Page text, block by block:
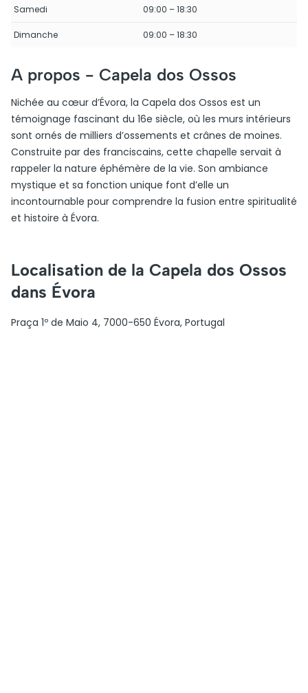
Samedi 09:00 – 18:30
Dimanche 09:00 – 18:30
A propos - Capela dos Ossos
Nichée au cœur d’Évora, la Capela dos Ossos est un
témoignage fascinant du 16e siècle, où les murs intérieurs
sont ornés de milliers d’ossements et crânes de moines.
Construite par des franciscains, cette chapelle servait à
rappeler la nature éphémère de la vie. Son ambiance
mystique et sa fonction unique font d’elle un
incontournable pour comprendre la fusion entre spiritualité
et histoire à Évora.
Localisation de la Capela dos Ossos
dans Évora
Praça 1º de Maio 4, 7000-650 Évora, Portugal